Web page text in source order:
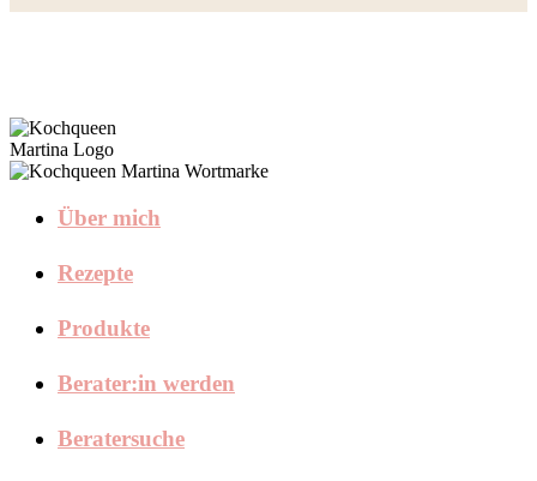
Über mich
Rezepte
Produkte
Berater:in werden
Beratersuche